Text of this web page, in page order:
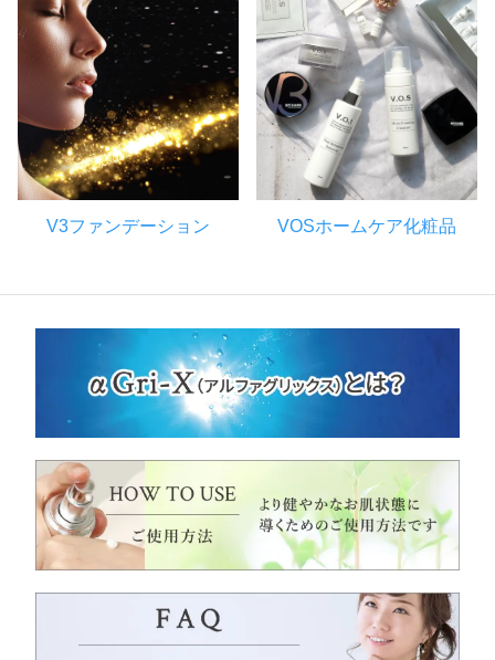
V3ファンデーション VOSホームケア化粧品